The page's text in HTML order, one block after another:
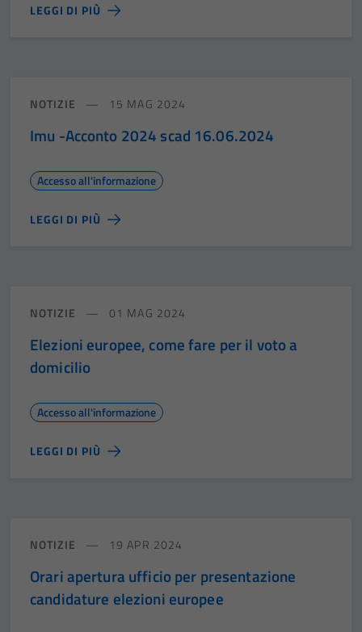
LEGGI DI PIÙ
NOTIZIE 15 MAG 2024
Imu -Acconto 2024 scad 16.06.2024
Accesso all'informazione
LEGGI DI PIÙ
NOTIZIE 01 MAG 2024
Elezioni europee, come fare per il voto a
domicilio
Accesso all'informazione
LEGGI DI PIÙ
NOTIZIE 19 APR 2024
Orari apertura ufficio per presentazione
candidature elezioni europee